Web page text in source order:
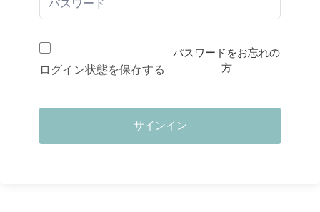
ログイン状態を保存する
パスワードをお忘れの
方
サインイン